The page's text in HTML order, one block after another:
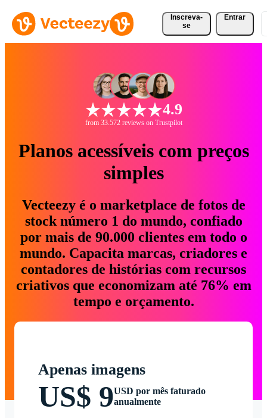
Inscreva-
se
Entrar
4.9
from 33.572 reviews on Trustpilot
Planos acessíveis com preços
simples
Vecteezy é o marketplace de fotos de
stock número 1 do mundo, confiado
por mais de 90.000 clientes em todo o
mundo. Capacita marcas, criadores e
contadores de histórias com recursos
criativos que economizam até 76% em
tempo e orçamento.
Apenas imagens
US$ 9USD por mês faturado
anualmente